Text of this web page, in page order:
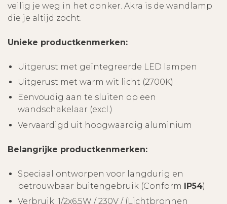
veilig je weg in het donker. Akra is de wandlamp
die je altijd zocht.
Unieke productkenmerken:
Uitgerust met geïntegreerde LED lampen
Uitgerust met warm wit licht (2700K)
Eenvoudig aan te sluiten op een
wandschakelaar (excl.)
Vervaardigd uit hoogwaardig aluminium
Belangrijke productkenmerken:
Speciaal ontworpen voor langdurig en
betrouwbaar buitengebruik (Conform IP54)
Verbruik: 1/2x6,5W / 230V / (Lichtbronnen